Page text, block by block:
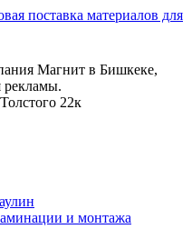
Магнит в Бишкеке,
рекламы.
22к
и монтажа